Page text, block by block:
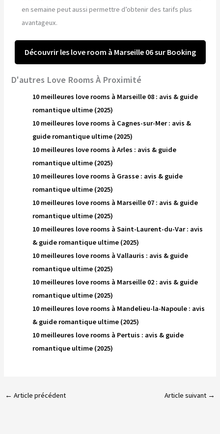
en semaine peut aussi permettre d’obtenir des tarifs plus
avantageux.
Découvrir les love room à Marseille 06 sur Booking
D'autres Love Rooms À Proximité
10 meilleures love rooms à Marseille 08 : avis & guide
romantique ultime (2025)
10 meilleures love rooms à Cagnes-sur-Mer : avis &
guide romantique ultime (2025)
10 meilleures love rooms à Arles : avis & guide
romantique ultime (2025)
10 meilleures love rooms à Grasse : avis & guide
romantique ultime (2025)
10 meilleures love rooms à Marseille 07 : avis & guide
romantique ultime (2025)
10 meilleures love rooms à Saint-Laurent-du-Var : avis
& guide romantique ultime (2025)
10 meilleures love rooms à Vallauris : avis & guide
romantique ultime (2025)
10 meilleures love rooms à Marseille 02 : avis & guide
romantique ultime (2025)
10 meilleures love rooms à Mandelieu-la-Napoule : avis
& guide romantique ultime (2025)
10 meilleures love rooms à Pertuis : avis & guide
romantique ultime (2025)
← Article précédent Article suivant →